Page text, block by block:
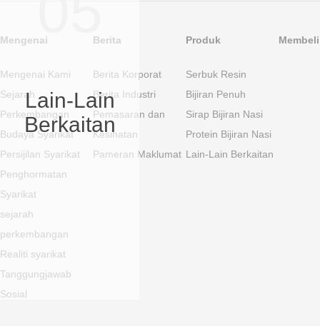
Lain-Lain
Berkaitan
Mengenai
Mengenai Kami
Sejarah
Perkembangan
Budaya Syarikat
Persijilan Syarikat
Penghormatan
Syarikat
sejarah
perkembangan
Realiti syarikat
Tanggungjawab
Sosial
Berita
Berita Korporat
Berita Industri
Pemasaran dan
Kesihatan
Pameran Maklumat
Produk
Serbuk Resin
Bijiran Penuh
Sirap Bijiran Nasi
Protein Bijiran Nasi
Lain-Lain Berkaitan